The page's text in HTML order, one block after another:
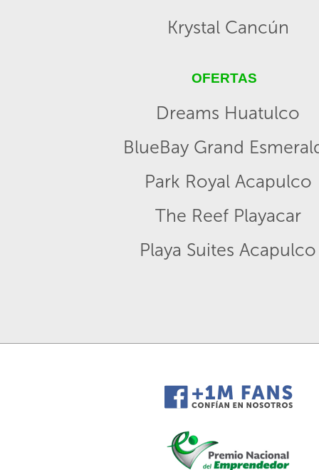
Krystal Cancún
OFERTAS
Dreams Huatulco
BlueBay Grand
Park Royal Acapulco
The Reef Playacar
Playa Suites Acapulco